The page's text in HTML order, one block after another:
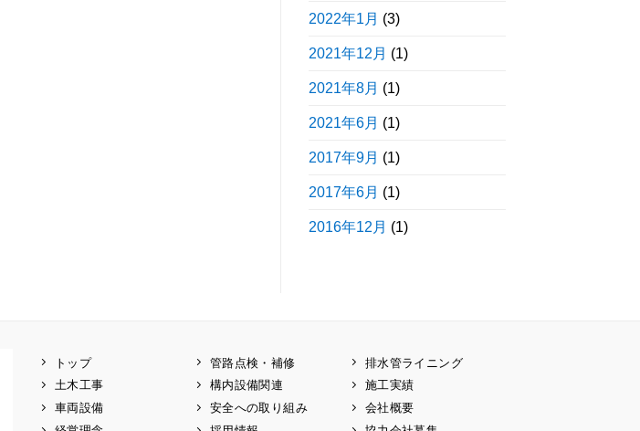
2022年1月 (3)
2021年12月 (1)
2021年8月 (1)
2021年6月 (1)
2017年9月 (1)
2017年6月 (1)
2016年12月 (1)
トップ 管路点検・補修
排水管ライニング
土木工事
構内設備関連
施工実績
車両設備
安全への取り組み
会社概要